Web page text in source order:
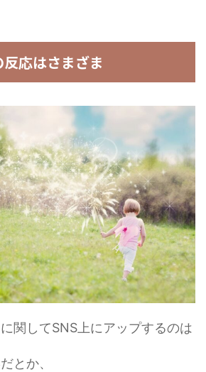
応はさまざま
関してSNS上にアップするのは
とか、